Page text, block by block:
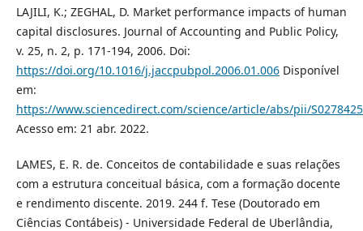
LAJILI, K.; ZEGHAL, D. Market performance impacts of human
capital disclosures. Journal of Accounting and Public Policy,
v. 25, n. 2, p. 171-194, 2006. Doi:
https://doi.org/10.1016/j.jaccpubpol.2006.01.006Disponível
em:
https://www.sciencedirect.com/science/article/abs/pii/
Acesso em: 21 abr. 2022.
LAMES, E. R. de. Conceitos de contabilidade e suas relações
com a estrutura conceitual básica, com a formação docente
e rendimento discente. 2019. 244 f. Tese (Doutorado em
Ciências Contábeis) - Universidade Federal de Uberlândia,